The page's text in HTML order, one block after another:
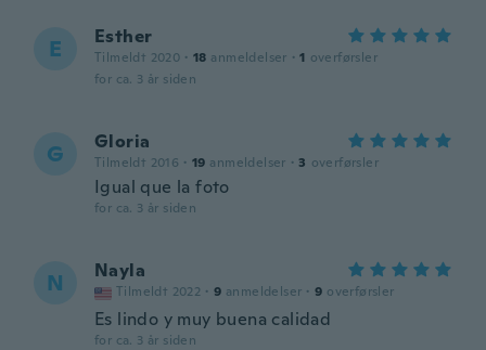
E Esther
Tilmeldt 2020 · 18 anmeldelser · 1 overførsler
for ca. 3 år siden
G Gloria
Tilmeldt 2016 · 19 anmeldelser · 3 overførsler
Igual que la foto
for ca. 3 år siden
N Nayla
Tilmeldt 2022 · 9 anmeldelser · 9 overførsler
Es lindo y muy buena calidad
for ca. 3 år siden